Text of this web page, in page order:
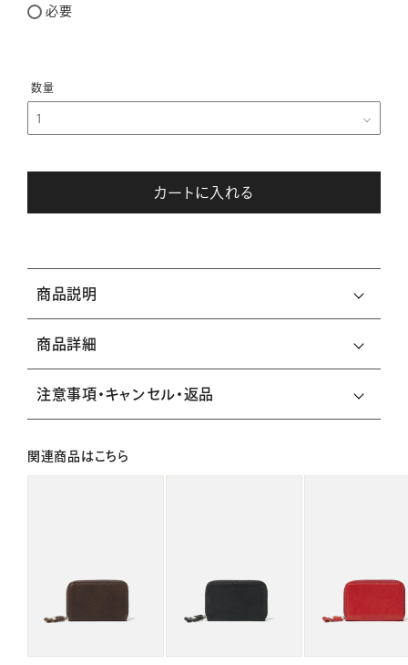
必要
カートに入れる
商品説明
商品詳細
注意事項・キャンセル・返品
関連商品はこちら